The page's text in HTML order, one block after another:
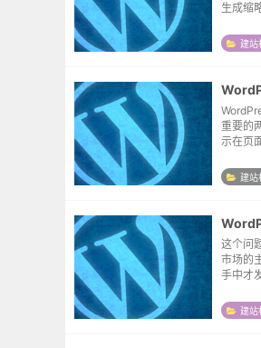
生成缩
传的某
建站
重要的
示在页
构，用
建站
这个问
市场的
手中才
台的默
设置归
建站